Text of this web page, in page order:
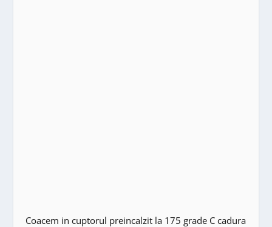
Coacem in cuptorul preincalzit la 175 grade C cadura